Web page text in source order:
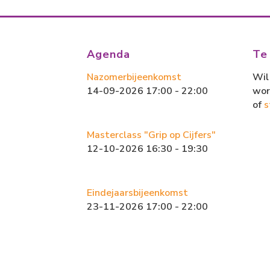
b
ok
o
o
n
l n
Agenda
Nazomerbijeenkomst
14-09-2026 17:00 - 22:00
Masterclass "Grip op Cijfers"
12-10-2026 16:30 - 19:30
Eindejaarsbijeenkomst
23-11-2026 17:00 - 22:00
Wil
of